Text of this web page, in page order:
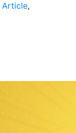
Article,